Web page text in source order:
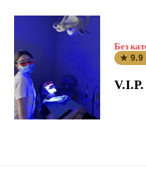
Без
★ 9.9